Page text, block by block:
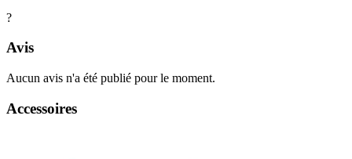
?
Avis
Aucun avis n'a été publié pour le moment.
Accessoires